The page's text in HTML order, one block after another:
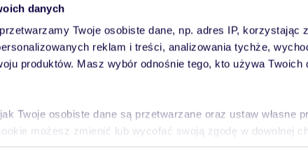
danych
przetwarzamy Twoje osobiste dane, np. adres IP, korzystając
reklam i treści, analizowania tychże,
produktów. Masz wybór odnośnie tego, kto używa Twoich
Twoje osobiste dane są przetwarzane oraz ustaw własne
możesz zmienić lub wycofać swoją zgodę w dowolnej
W PIERSIACH WIDOKIEM NA CZTERY STRONY
standard | Najwyższa kondygnacja